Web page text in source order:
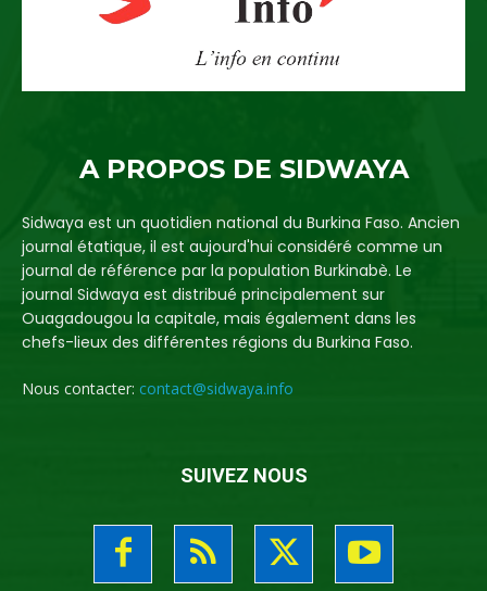
A PROPOS DE SIDWAYA
Sidwaya est un quotidien national du Burkina Faso. Ancien
journal étatique, il est aujourd'hui considéré comme un
journal de référence par la population Burkinabè. Le
journal Sidwaya est distribué principalement sur
Ouagadougou la capitale, mais également dans les
chefs-lieux des différentes régions du Burkina Faso.
Nous contacter: contact@sidwaya.info
SUIVEZ NOUS